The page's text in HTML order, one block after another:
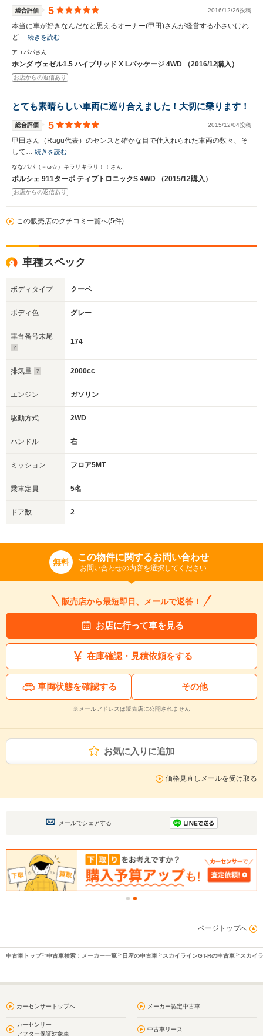
総合評価 5 2016/12/26投稿
本当に車が好きなんだなと思えるオーナー(甲田)さんが経営する小さいけれ
ど… 続きを読む
アユパパさん
ホンダ ヴェゼル1.5 ハイブリッド X Lパッケージ 4WD （2016/12購入）
お店からの返信あり
とても素晴らしい車両に巡り合えました！大切に乗ります！
総合評価 5 2015/12/04投稿
甲田さん（Ragu代表）のセンスと確かな目で仕入れられた車両の数々、そ
して… 続きを読む
ななパパ（－ω☆）キラリキラリ！！さん
ポルシェ 911ターボ ティプトロニックS 4WD （2015/12購入）
お店からの返信あり
この販売店のクチコミ一覧へ(5件)
車種スペック
ボディタイプ クーペ
ボディ色 グレー
車台番号末尾
174
排気量 2000cc
エンジン ガソリン
駆動方式 2WD
ハンドル 右
ミッション フロア5MT
乗車定員 5名
ドア数 2
無料 この物件に関するお問い合わせ
お問い合わせの内容を選択してください
販売店から最短即日、メールで返答！
お店に行って車を見る
在庫確認・見積依頼をする
車両状態を確認する その他
※メールアドレスは販売店に公開されません
お気に入りに追加
価格見直しメールを受け取る
メールでシェアする
ページトップへ
中古車トップ 中古車検索：メーカー一覧 日産の中古車 スカイラインGT-Rの中古車 スカイ
カーセンサートップへ メーカー認定中古車
カーセンサー
アフター保証対象車
中古車リース